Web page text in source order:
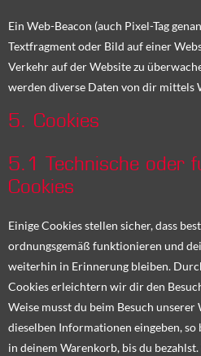
Ein Web-Beacon (auch Pixel-Tag
Textfragment oder Bild auf einer
Verkehr auf der Website zu
werden diverse Daten von dir mittels
5. Cookies
5.1 Technische oder
Cookies
Einige Cookies stellen sicher, dass
ordnungsgemäß funktionieren und
weiterhin in Erinnerung bleiben.
Cookies erleichtern wir dir den
Weise musst du beim Besuch
dieselben Informationen eingeben,
in deinem Warenkorb, bis du